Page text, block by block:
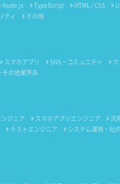
Node.js TypeScript HTML / CSS
ティ その他
スマホアプリ SNS・コミュニティ
その他業界系
ジニア スマホアプリエンジニア
汎
テストエンジニア
システム運用・社